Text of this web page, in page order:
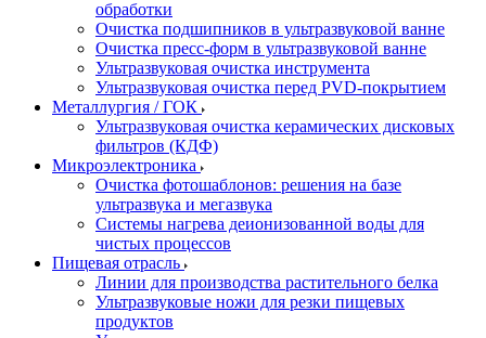
обработки
Очистка подшипников в ультразвуковой ванне
Очистка пресс-форм в ультразвуковой ванне
Ультразвуковая очистка инструмента
Ультразвуковая очистка перед PVD-покрытием
Металлургия / ГОК
Ультразвуковая очистка керамических дисковых
фильтров (КДФ)
Микроэлектроника
Очистка фотошаблонов: решения на базе
ультразвука и мегазвука
Системы нагрева деионизованной воды для
чистых процессов
Пищевая отрасль
Линии для производства растительного белка
Ультразвуковые ножи для резки пищевых
продуктов